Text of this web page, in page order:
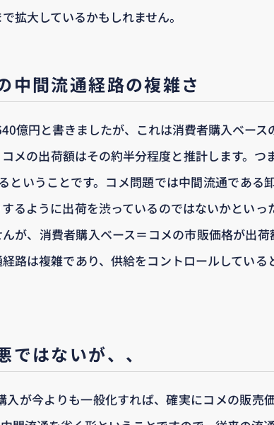
拡大しているかもしれません。
中間流通経路の複雑さ
億円と書きましたが、これは消費者購入ベース
メの出荷額はその約半分程度と推計します。つ
ということです。コメ問題では中間流通である
るように出荷を渋っているのではないかといっ
が、消費者購入ベース＝コメの市販価格が出
路は複雑であり、供給をコントロールしている
ではないが、、
入が今よりも一般化すれば、確実にコメの販売